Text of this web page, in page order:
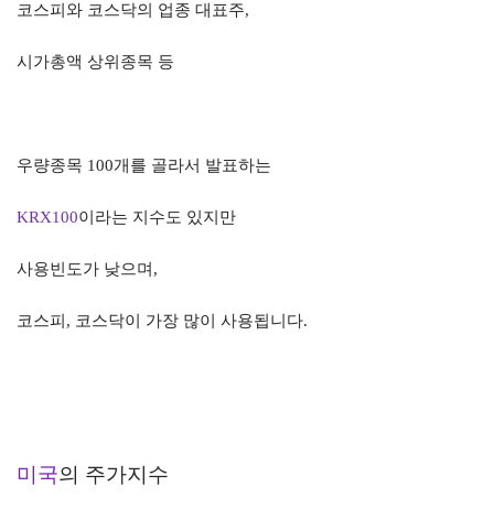
코스피와 코스닥의 업종 대표주,
시가총액 상위종목 등
우량종목 100개를 골라서 발표하는
KRX100이라는 지수도 있지만
사용빈도가 낮으며 ,
코스피 , 코스닥이 가장 많이 사용됩니다.
미국의 주가지수